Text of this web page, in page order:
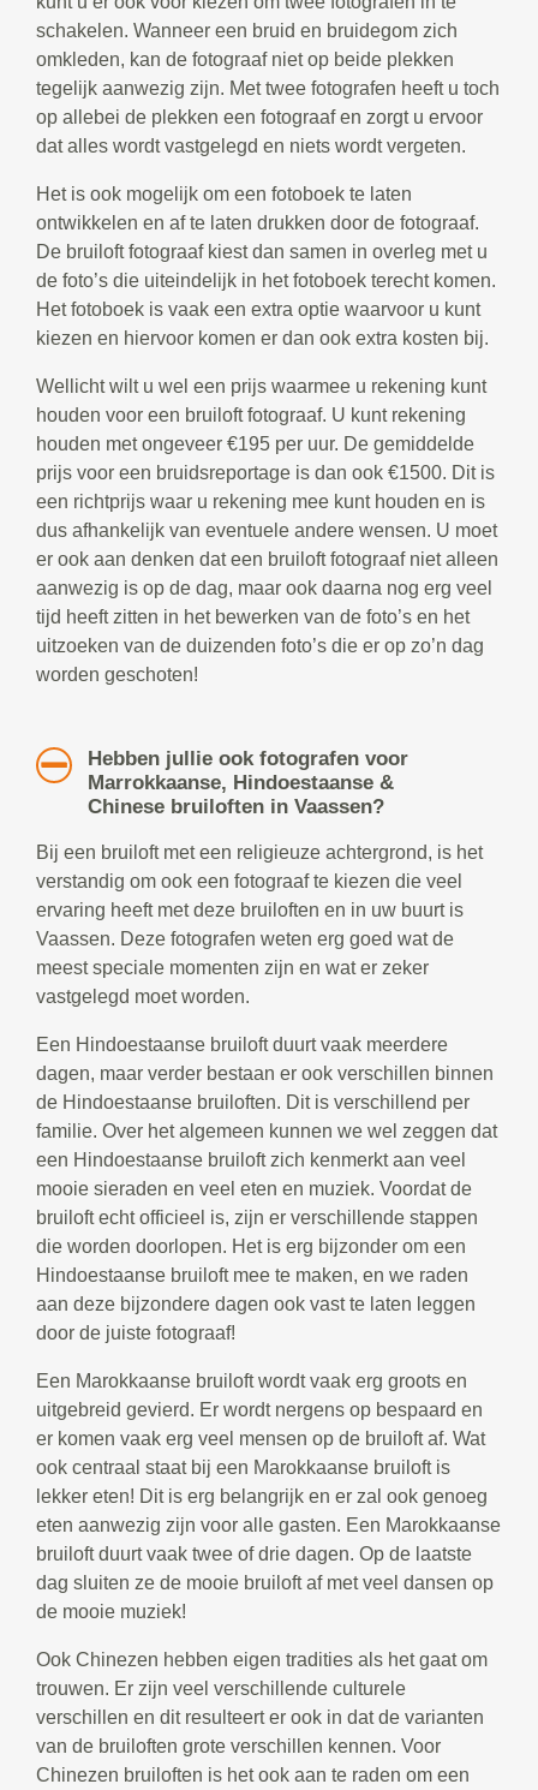
schakelen. Wanneer een bruid en bruidegom zich
omkleden, kan de fotograaf niet op beide plekken
tegelijk aanwezig zijn. Met twee fotografen heeft u toch
op allebei de plekken een fotograaf en zorgt u ervoor
dat alles wordt vastgelegd en niets wordt vergeten.
Het is ook mogelijk om een fotoboek te laten
ontwikkelen en af te laten drukken door de fotograaf.
De bruiloft fotograaf kiest dan samen in overleg met u
de foto’s die uiteindelijk in het fotoboek terecht komen.
Het fotoboek is vaak een extra optie waarvoor u kunt
kiezen en hiervoor komen er dan ook extra kosten bij.
Wellicht wilt u wel een prijs waarmee u rekening kunt
houden voor een bruiloft fotograaf. U kunt rekening
houden met ongeveer €195 per uur. De gemiddelde
prijs voor een bruidsreportage is dan ook €1500. Dit is
een richtprijs waar u rekening mee kunt houden en is
dus afhankelijk van eventuele andere wensen. U moet
er ook aan denken dat een bruiloft fotograaf niet alleen
aanwezig is op de dag, maar ook daarna nog erg veel
tijd heeft zitten in het bewerken van de foto’s en het
uitzoeken van de duizenden foto’s die er op zo’n dag
worden geschoten!
Hebben jullie ook fotografen voor
Marrokkaanse, Hindoestaanse &
Chinese bruiloften in Vaassen?
Bij een bruiloft met een religieuze achtergrond, is het
verstandig om ook een fotograaf te kiezen die veel
ervaring heeft met deze bruiloften en in uw buurt is
Vaassen. Deze fotografen weten erg goed wat de
meest speciale momenten zijn en wat er zeker
vastgelegd moet worden.
Een Hindoestaanse bruiloft duurt vaak meerdere
dagen, maar verder bestaan er ook verschillen binnen
de Hindoestaanse bruiloften. Dit is verschillend per
familie. Over het algemeen kunnen we wel zeggen dat
een Hindoestaanse bruiloft zich kenmerkt aan veel
mooie sieraden en veel eten en muziek. Voordat de
bruiloft echt officieel is, zijn er verschillende stappen
die worden doorlopen. Het is erg bijzonder om een
Hindoestaanse bruiloft mee te maken, en we raden
aan deze bijzondere dagen ook vast te laten leggen
door de juiste fotograaf!
Een Marokkaanse bruiloft wordt vaak erg groots en
uitgebreid gevierd. Er wordt nergens op bespaard en
er komen vaak erg veel mensen op de bruiloft af. Wat
ook centraal staat bij een Marokkaanse bruiloft is
lekker eten! Dit is erg belangrijk en er zal ook genoeg
eten aanwezig zijn voor alle gasten. Een Marokkaanse
bruiloft duurt vaak twee of drie dagen. Op de laatste
dag sluiten ze de mooie bruiloft af met veel dansen op
de mooie muziek!
Ook Chinezen hebben eigen tradities als het gaat om
trouwen. Er zijn veel verschillende culturele
verschillen en dit resulteert er ook in dat de varianten
van de bruiloften grote verschillen kennen. Voor
Chinezen bruiloften is het ook aan te raden om een